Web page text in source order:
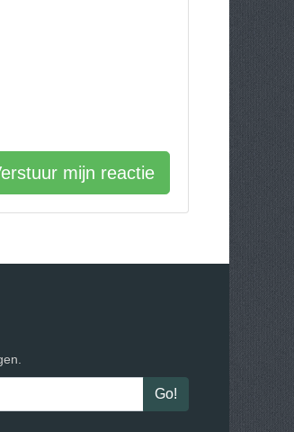
mijn reactie